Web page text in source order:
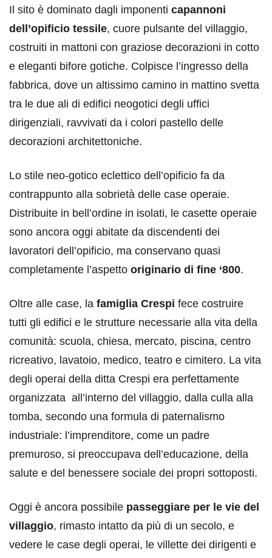
Il sito è dominato dagli imponenti capannoni
dell’opificio tessile, cuore pulsante del villaggio,
costruiti in mattoni con graziose decorazioni in cotto
e eleganti bifore gotiche. Colpisce l’ingresso della
fabbrica, dove un altissimo camino in mattino svetta
tra le due ali di edifici neogotici degli uffici
dirigenziali, ravvivati da i colori pastello delle
decorazioni architettoniche.
Lo stile neo-gotico eclettico dell’opificio fa da
contrappunto alla sobrietà delle case operaie.
Distribuite in bell’ordine in isolati, le casette operaie
sono ancora oggi abitate da discendenti dei
lavoratori dell’opificio, ma conservano quasi
completamente l’aspetto originario di fine ‘800.
Oltre alle case, la famiglia Crespi fece costruire
tutti gli edifici e le strutture necessarie alla vita della
comunità: scuola, chiesa, mercato, piscina, centro
ricreativo, lavatoio, medico, teatro e cimitero. La vita
degli operai della ditta Crespi era perfettamente
organizzata all’interno del villaggio, dalla culla alla
tomba, secondo una formula di paternalismo
industriale: l’imprenditore, come un padre
premuroso, si preoccupava dell’educazione, della
salute e del benessere sociale dei propri sottoposti.
Oggi è ancora possibile passeggiare per le vie del
villaggio, rimasto intatto da più di un secolo, e
vedere le case degli operai, le villette dei dirigenti e